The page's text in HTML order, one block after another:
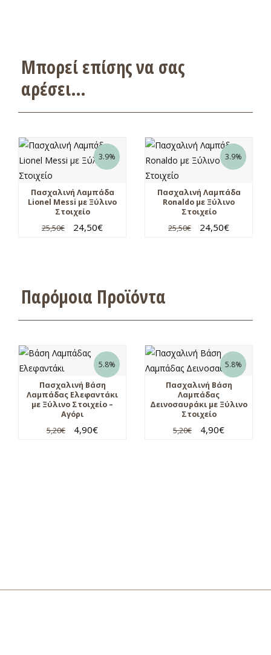
Μπορεί επίσης να σας
αρέσει…
3.9%
Πασχαλινή Λαμπάδα
Lionel Messi με Ξύλινο
Στοιχείο
25,50€ 24,50€
3.9%
Πασχαλινή Λαμπάδα
Ronaldo με Ξύλινο
Στοιχείο
25,50€ 24,50€
Παρόμοια Προϊόντα
5.8%
Πασχαλινή Βάση
Λαμπάδας Ελεφαντάκι
με Ξύλινο Στοιχείο –
Αγόρι
5,20€ 4,90€
5.8%
Πασχαλινή Βάση
Λαμπάδας
Δεινοσαυράκι με Ξύλινο
Στοιχείο
5,20€ 4,90€